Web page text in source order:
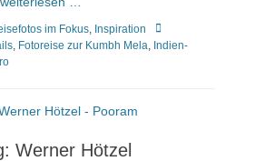
im Fokus, Inspiration
Tags
, Fotoreise zur Kumbh Mela, Indien-
Werner Hötzel